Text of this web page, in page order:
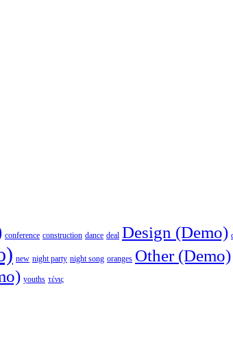
conference construction dance deal Design (Demo)
new night party night song oranges Other (Demo)
youths τένις